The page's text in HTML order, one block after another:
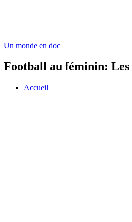
Un monde en doc
Football au féminin: Les
Accueil